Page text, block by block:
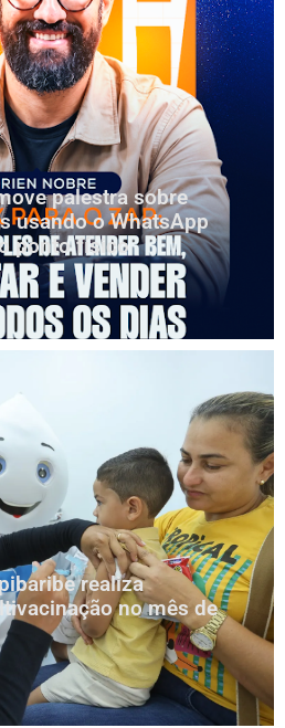
palestra sobre
usando o WhatsApp
ponto físico
realiza
no mês de